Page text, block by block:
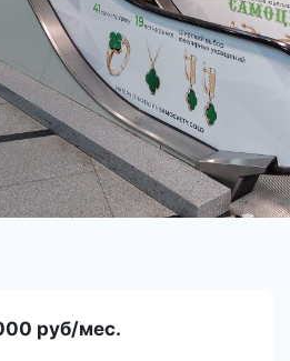
руб/мес.